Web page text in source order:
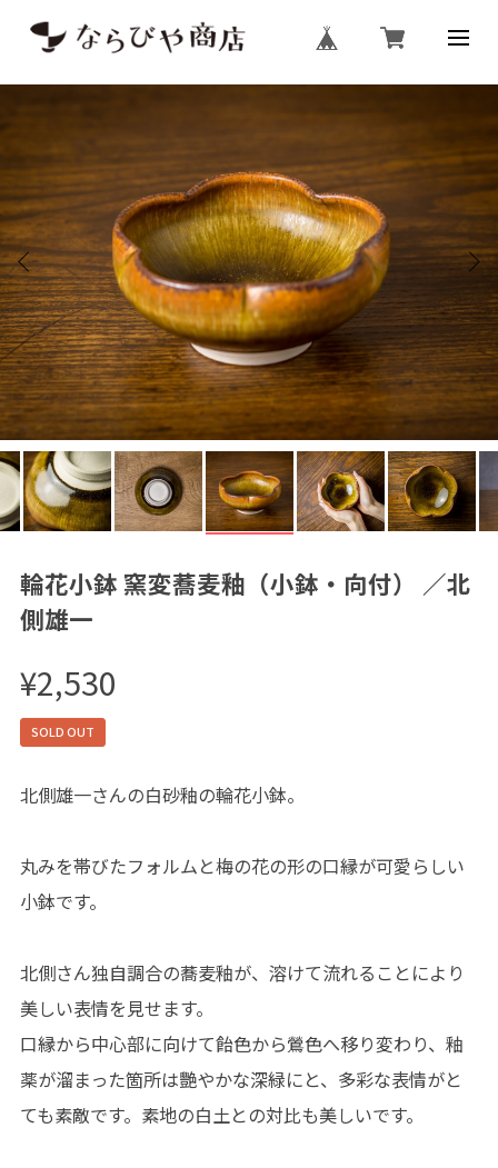
輪花小鉢 窯変蕎麦釉（小鉢・向付） ／北
側雄一
¥2,530
SOLD OUT
北側雄一さんの白砂釉の輪花小鉢。
丸みを帯びたフォルムと梅の花の形の口縁が可愛らしい
小鉢です。
北側さん独自調合の蕎麦釉が、溶けて流れることにより
美しい表情を見せます。
口縁から中心部に向けて飴色から鶯色へ移り変わり、釉
薬が溜まった箇所は艷やかな深緑にと、多彩な表情がと
ても素敵です。素地の白土との対比も美しいです。